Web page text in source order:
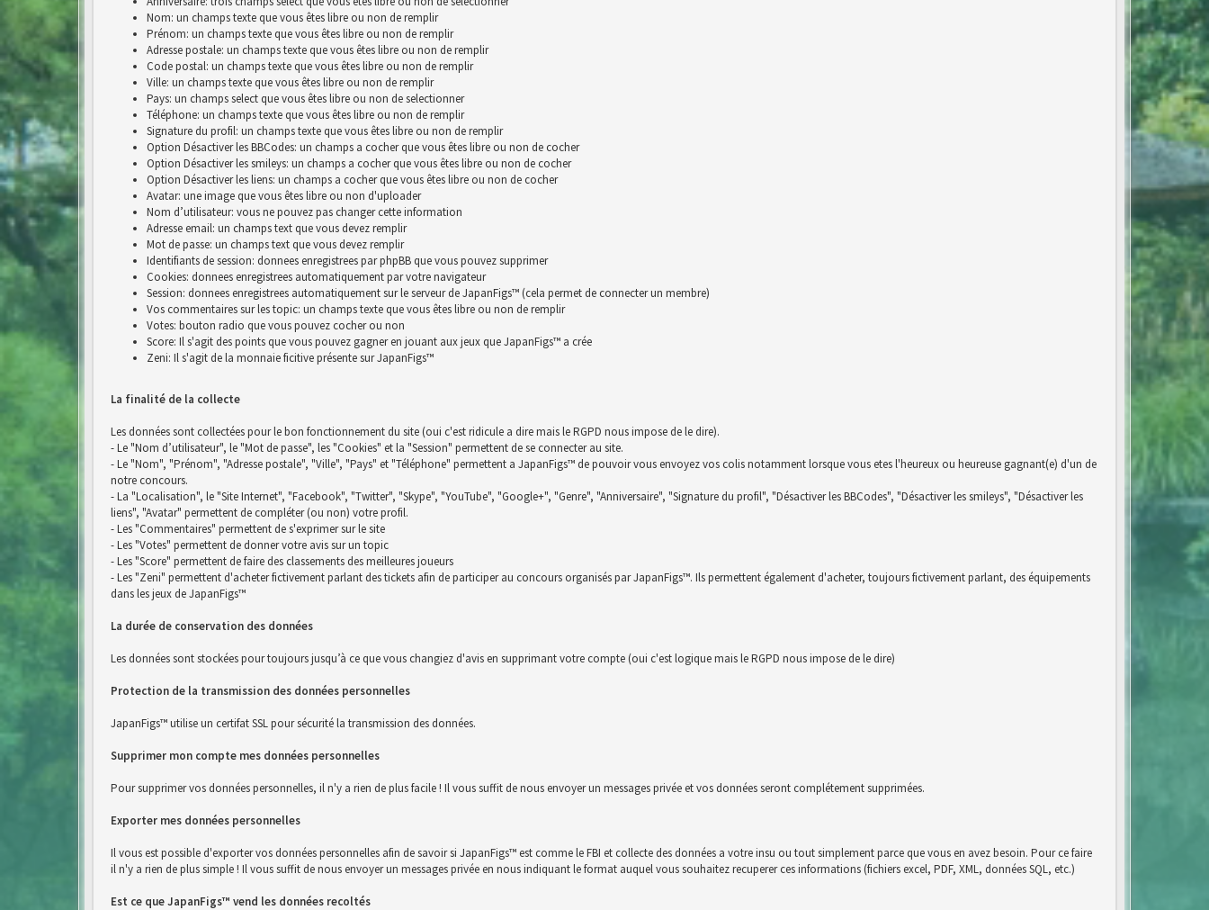
Nom: un champs texte que vous êtes libre ou non de remplir
Prénom: un champs texte que vous êtes libre ou non de remplir
Adresse postale: un champs texte que vous êtes libre ou non de remplir
Code postal: un champs texte que vous êtes libre ou non de remplir
Ville: un champs texte que vous êtes libre ou non de remplir
Pays: un champs select que vous êtes libre ou non de selectionner
Téléphone: un champs texte que vous êtes libre ou non de remplir
Signature du profil: un champs texte que vous êtes libre ou non de remplir
Option Désactiver les BBCodes: un champs a cocher que vous êtes libre ou non de cocher
Option Désactiver les smileys: un champs a cocher que vous êtes libre ou non de cocher
Option Désactiver les liens: un champs a cocher que vous êtes libre ou non de cocher
Avatar: une image que vous êtes libre ou non d'uploader
Nom d’utilisateur: vous ne pouvez pas changer cette information
Adresse email: un champs text que vous devez remplir
Mot de passe: un champs text que vous devez remplir
Identifiants de session: donnees enregistrees par phpBB que vous pouvez supprimer
Cookies: donnees enregistrees automatiquement par votre navigateur
Session: donnees enregistrees automatiquement sur le serveur de JapanFigs™ (cela permet de connecter un membre)
Vos commentaires sur les topic: un champs texte que vous êtes libre ou non de remplir
Votes: bouton radio que vous pouvez cocher ou non
Score: Il s'agit des points que vous pouvez gagner en jouant aux jeux que JapanFigs™ a crée
Zeni: Il s'agit de la monnaie ficitive présente sur JapanFigs™
La finalité de la collecte
Les données sont collectées pour le bon fonctionnement du site (oui c'est ridicule a dire mais le RGPD nous impose de le dire).
- Le "Nom d’utilisateur", le "Mot de passe", les "Cookies" et la "Session" permettent de se connecter au site.
- Le "Nom", "Prénom", "Adresse postale", "Ville", "Pays" et "Téléphone" permettent a JapanFigs™ de pouvoir vous envoyez vos colis notamment lorsque vous etes l'heureux ou heureuse gagnant(e) d'un de
notre concours.
- La "Localisation", le "Site Internet", "Facebook", "Twitter", "Skype", "YouTube", "Google+", "Genre", "Anniversaire", "Signature du profil", "Désactiver les BBCodes", "Désactiver les smileys", "Désactiver les
liens", "Avatar" permettent de compléter (ou non) votre profil.
- Les "Commentaires" permettent de s'exprimer sur le site
- Les "Votes" permettent de donner votre avis sur un topic
- Les "Score" permettent de faire des classements des meilleures joueurs
- Les "Zeni" permettent d'acheter fictivement parlant des tickets afin de participer au concours organisés par JapanFigs™. Ils permettent également d'acheter, toujours fictivement parlant, des équipements
dans les jeux de JapanFigs™
La durée de conservation des données
Les données sont stockées pour toujours jusqu’à ce que vous changiez d'avis en supprimant votre compte (oui c'est logique mais le RGPD nous impose de le dire)
Protection de la transmission des données personnelles
JapanFigs™ utilise un certifat SSL pour sécurité la transmission des données.
Supprimer mon compte mes données personnelles
Pour supprimer vos données personnelles, il n'y a rien de plus facile ! Il vous suffit de nous envoyer un messages privée et vos données seront complétement supprimées.
Exporter mes données personnelles
Il vous est possible d'exporter vos données personnelles afin de savoir si JapanFigs™ est comme le FBI et collecte des données a votre insu ou tout simplement parce que vous en avez besoin. Pour ce faire
il n'y a rien de plus simple ! Il vous suffit de nous envoyer un messages privée en nous indiquant le format auquel vous souhaitez recuperer ces informations (fichiers excel, PDF, XML, données SQL, etc.)
Est ce que JapanFigs™ vend les données recoltés